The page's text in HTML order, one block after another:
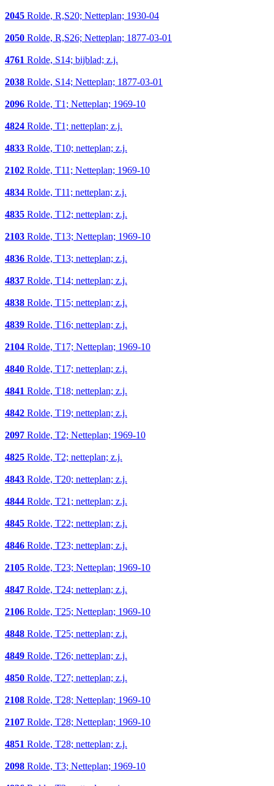
2045 Rolde, R,S20; Netteplan; 1930-04
2050 Rolde, R,S26; Netteplan; 1877-03-01
4761 Rolde, S14; bijblad; z.j.
2038 Rolde, S14; Netteplan; 1877-03-01
2096 Rolde, T1; Netteplan; 1969-10
4824 Rolde, T1; netteplan; z.j.
4833 Rolde, T10; netteplan; z.j.
2102 Rolde, T11; Netteplan; 1969-10
4834 Rolde, T11; netteplan; z.j.
4835 Rolde, T12; netteplan; z.j.
2103 Rolde, T13; Netteplan; 1969-10
4836 Rolde, T13; netteplan; z.j.
4837 Rolde, T14; netteplan; z.j.
4838 Rolde, T15; netteplan; z.j.
4839 Rolde, T16; netteplan; z.j.
2104 Rolde, T17; Netteplan; 1969-10
4840 Rolde, T17; netteplan; z.j.
4841 Rolde, T18; netteplan; z.j.
4842 Rolde, T19; netteplan; z.j.
2097 Rolde, T2; Netteplan; 1969-10
4825 Rolde, T2; netteplan; z.j.
4843 Rolde, T20; netteplan; z.j.
4844 Rolde, T21; netteplan; z.j.
4845 Rolde, T22; netteplan; z.j.
4846 Rolde, T23; netteplan; z.j.
2105 Rolde, T23; Netteplan; 1969-10
4847 Rolde, T24; netteplan; z.j.
2106 Rolde, T25; Netteplan; 1969-10
4848 Rolde, T25; netteplan; z.j.
4849 Rolde, T26; netteplan; z.j.
4850 Rolde, T27; netteplan; z.j.
2108 Rolde, T28; Netteplan; 1969-10
2107 Rolde, T28; Netteplan; 1969-10
4851 Rolde, T28; netteplan; z.j.
2098 Rolde, T3; Netteplan; 1969-10